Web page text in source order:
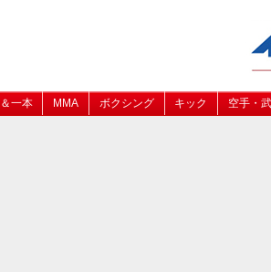
一本 MMA ボクシング キック 空手・